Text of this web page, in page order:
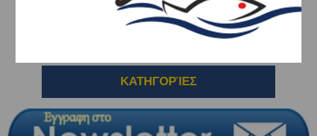
MOAB 120F
ΚΑΤΗΓΟΡΊΕΣ